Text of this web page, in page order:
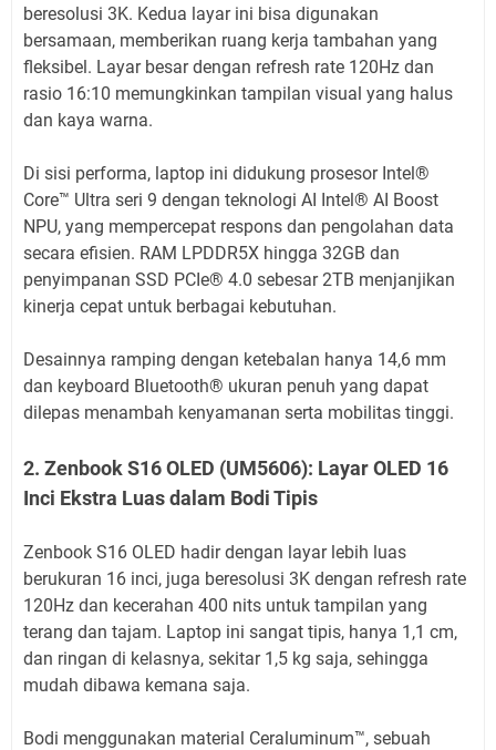
beresolusi 3K. Kedua layar ini bisa digunakan
bersamaan, memberikan ruang kerja tambahan yang
fleksibel. Layar besar dengan refresh rate 120Hz dan
rasio 16:10 memungkinkan tampilan visual yang halus
dan kaya warna.
Di sisi performa, laptop ini didukung prosesor Intel®️
Core™️ Ultra seri 9 dengan teknologi AI Intel®️ AI Boost
NPU, yang mempercepat respons dan pengolahan data
secara efisien. RAM LPDDR5X hingga 32GB dan
penyimpanan SSD PCIe®️ 4.0 sebesar 2TB menjanjikan
kinerja cepat untuk berbagai kebutuhan.
Desainnya ramping dengan ketebalan hanya 14,6 mm
dan keyboard Bluetooth®️ ukuran penuh yang dapat
dilepas menambah kenyamanan serta mobilitas tinggi.
2. Zenbook S16 OLED (UM5606): Layar OLED 16
Inci Ekstra Luas dalam Bodi Tipis
Zenbook S16 OLED hadir dengan layar lebih luas
berukuran 16 inci, juga beresolusi 3K dengan refresh rate
120Hz dan kecerahan 400 nits untuk tampilan yang
terang dan tajam. Laptop ini sangat tipis, hanya 1,1 cm,
dan ringan di kelasnya, sekitar 1,5 kg saja, sehingga
mudah dibawa kemana saja.
Bodi menggunakan material Ceraluminum™, sebuah